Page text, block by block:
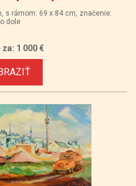
s rámom: 69 x 84 cm, značenie:
dole
1 000 €